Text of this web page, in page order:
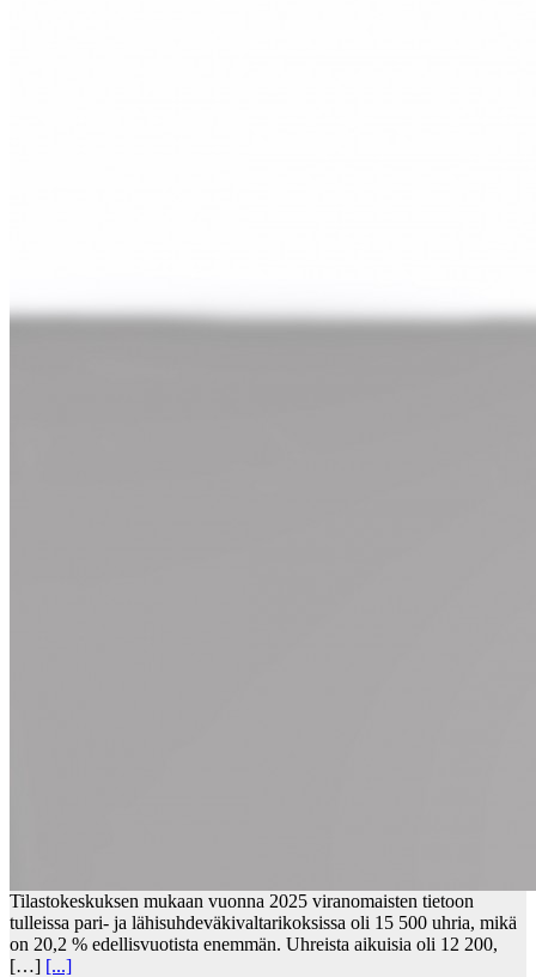
Tilastokeskuksen mukaan vuonna 2025 viranomaisten tietoon
tulleissa pari- ja lähisuhdeväkivaltarikoksissa oli 15 500 uhria, mikä
on 20,2 % edellisvuotista enemmän. Uhreista aikuisia oli 12 200,
[…] [...]